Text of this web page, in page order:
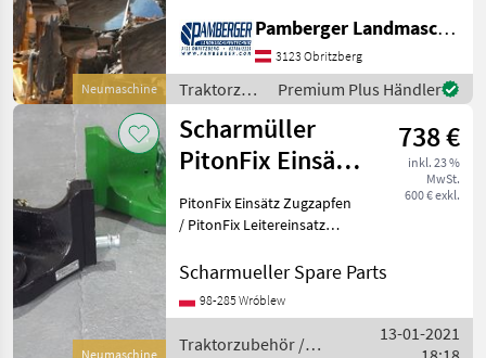
Neumaschine
AFS700, Trimble
FM1000/FMX, Trimble
XCN2050 / TMX2050,
Trimble XCN-1050 / GFX7
Pamberger Landmaschinentechnik GmbH
3123 Obritzberg
Traktorzubehör
/ Sonstige
Premium Plus Händler
Neumaschine
Scharmüller
PitonFix Einsätz
Zugzapfen /
PitonFix Insert
738 €
inkl. 23 %
MwSt.
600 € exkl.
PitonFix Einsätz Zugzapfen
/ PitonFix Leitereinsatz
A02 / 05.6330.10-A17
Dimension 330/25/32 (Wir
haben andere Dimensionen
Scharmueller Spare Parts
98-285 Wróblew
Traktorzubehör /
13-01-2021